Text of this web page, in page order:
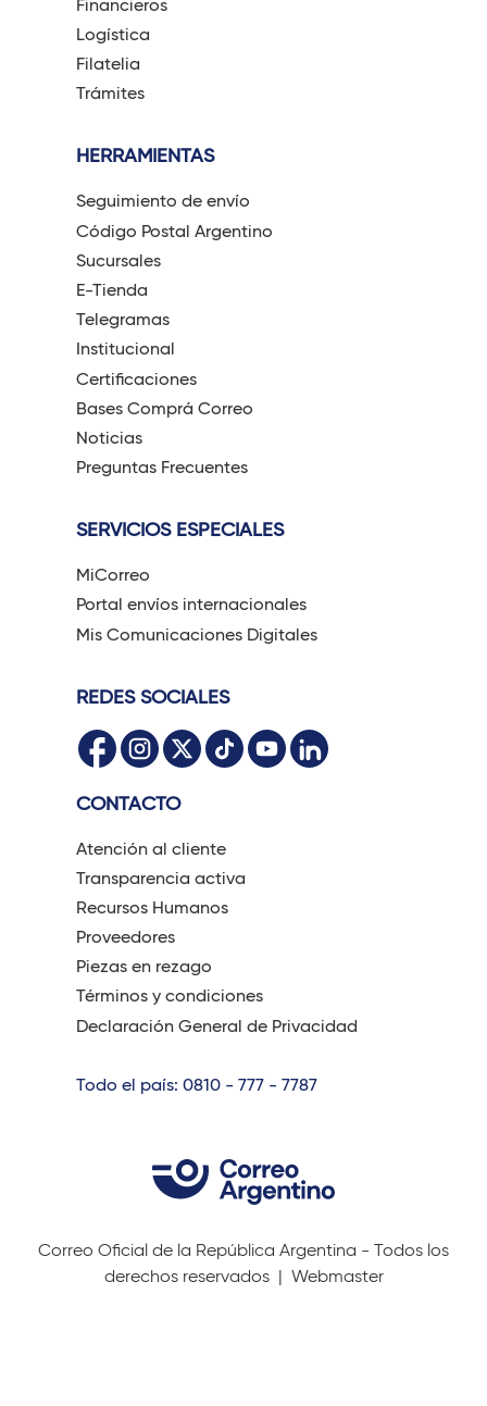
Financieros
Logística
Filatelia
Trámites
HERRAMIENTAS
Seguimiento de envío
Código Postal Argentino
Sucursales
E-Tienda
Telegramas
Institucional
Certificaciones
Bases Comprá Correo
Noticias
Preguntas Frecuentes
SERVICIOS ESPECIALES
MiCorreo
Portal envíos internacionales
Mis Comunicaciones Digitales
REDES SOCIALES
CONTACTO
Atención al cliente
Transparencia activa
Recursos Humanos
Proveedores
Piezas en rezago
Términos y condiciones
Declaración General de Privacidad
Todo el país: 0810 - 777 - 7787
Correo Oficial de la República Argentina - Todos los
derechos reservados | Webmaster